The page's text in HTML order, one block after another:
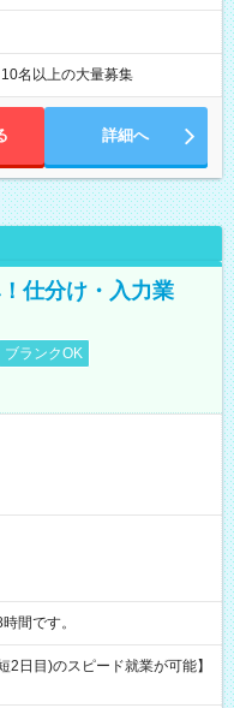
名以上の大量募集
詳細へ
仕分け・入力業
ブランクOK
8時間です。
日目)のスピード就業が可能】